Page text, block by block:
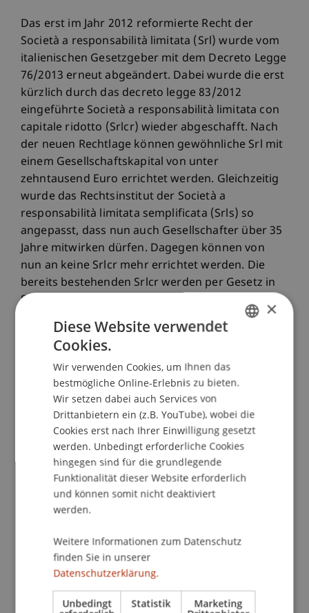
Das erst im Jahr 2012 reformierte Recht der
Società a responsabilità limitata (Srl) wurde vom
italienischen Gesetzgeber mit dem Decreto Legge
76/2013 erneut abgeändert. Dabei wurde die erst
kürzlich durch das decreto legge 83/2012
eingeführte Società a responsabilità limitata con
capitale ridotto (Srlcr) wieder abgeschafft. Nach
der neuen Rechtlage können gewöhnliche Srl mit
einem Gesellschaftskapital von unter
zehntausend Euro errichtet werden. Gleichzeitig
wurde das Rechtsinstitut der Società a
responsabilità limitata semplificata (Srls) so
angepasst, dass nun auch Gesellschafter über 35
Jahre mitwirken dürfen. Dagegen können von
nun an keine Srlcr mehr errichtet werden. Die
bereits bestehenden Srlcr werden per Gesetz in
Srls umgewandelt, ohne dass es einer
Statutenanpassung bedarf. Auch weiterhin
können nur natürliche Personen Gesellschafter
von Srls sein.
Bei der im Jahr 2012 eingeführten Srls durften
ursprünglich nur die Gesellschafter selbst als
Organe fungieren. Dies wurde nun geändert, so
dass auch eine Geschäftsführung durch Dritte
möglich ist. Nach wie vor können Srls nur mit
dem vom Dekret des Justizministeriums 138/2012
vorgegebenen Standardstatut errichtet werden.
Der Gesetzgeber hat nun klargestellt, dass diese
daher eine Srls nur unter Verwendung dieser
Klauseln errichtet werden darf. Folglich muss sich
jeder, der eine - insbesondere hinsichtlich der
Rolle des Notars - sehr kostengünstige
×
Diese Website verwendet
Cookies.
Wir verwenden Cookies, um Ihnen das
bestmögliche Online-Erlebnis zu bieten.
Wir setzen dabei auch Services von
Drittanbietern ein (z.B. YouTube), wobei die
Cookies erst nach Ihrer Einwilligung gesetzt
werden. Unbedingt erforderliche Cookies
hingegen sind für die grundlegende
Funktionalität dieser Website erforderlich
und können somit nicht deaktiviert
werden.
Weitere Informationen zum Datenschutz
finden Sie in unserer
Datenschutzerklärung.
Unbedingt Statistik Marketing